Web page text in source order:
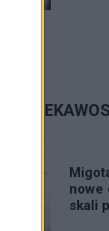
nowe
skali